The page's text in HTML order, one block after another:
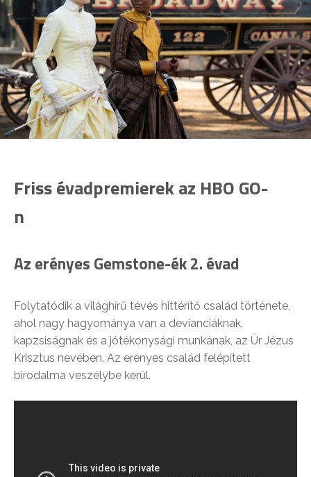
Friss évadpremierek az HBO GO-
n
Az erényes Gemstone-ék 2. évad
Folytatódik a világhírű tévés hittérítő család története,
ahol nagy hagyománya van a devianciáknak,
kapzsiságnak és a jótékonysági munkának, az Úr Jézus
Krisztus nevében. Az erényes család felépített
birodalma veszélybe kerül.